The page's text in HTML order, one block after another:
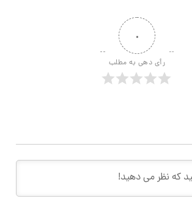
۰
رأی دهی به مطلب